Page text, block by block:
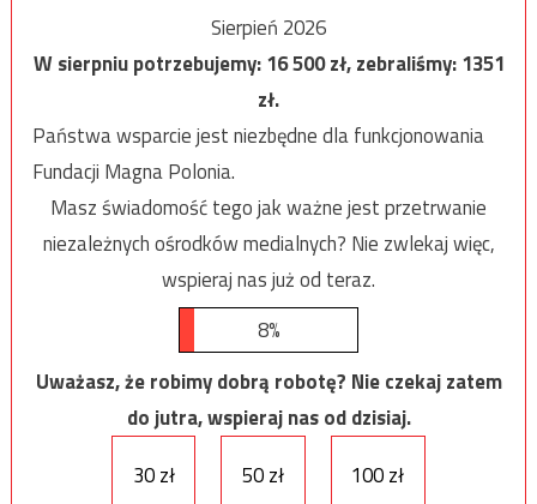
Sierpień 2026
W sierpniu potrzebujemy:16 500zł, zebraliśmy:1351
zł.
Państwa wsparcie jest niezbędne dla funkcjonowania
Fundacji Magna Polonia.
Masz świadomość tego jak ważne jest przetrwanie
niezależnych ośrodków medialnych? Nie zwlekaj więc,
wspieraj nas już od teraz.
8%
Uważasz, że robimy dobrą robotę? Nie czekaj zatem
do jutra, wspieraj nas od dzisiaj.
30 zł
50 zł 100 zł